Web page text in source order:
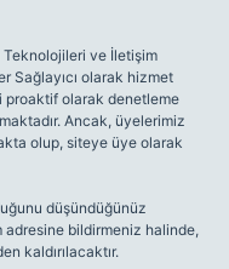
Teknolojileri ve İletişim
Sağlayıcı olarak hizmet
proaktif olarak denetleme
Ancak, üyelerimiz
olup, siteye üye olarak
düşündüğünüz
adresine bildirmeniz halinde,
kaldırılacaktır.